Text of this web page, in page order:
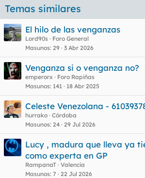
Temas similares
El hilo de las venganzas
Lord90s
Foro General
Masunos 29 3 Abr 2026
Venganza si o venganza no?
emperorx
Foro Rapiñas
Masunos 141 18 Abr 2025
Celeste Venezolana -
hurrako Córdoba
Masunos 24 29 Jul 2026
Lucy , madura que lleva ya
como experta en GP
RampanaT Valencia
Masunos 7 22 Jul 2026